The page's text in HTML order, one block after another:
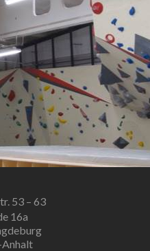
53 – 63
16a
Anhalt